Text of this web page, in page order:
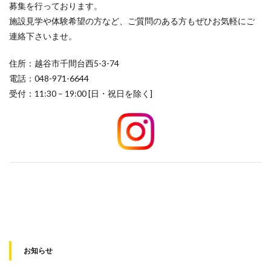
募集を行っております。
施設見学や体験希望の方など、ご質問のある方もぜひお気軽にご
連絡下さいませ。
住所：越谷市千間台西5-3-74
電話：048-971-6644
受付：11:30 – 19:00 [日・祝日を除く]
お知らせ